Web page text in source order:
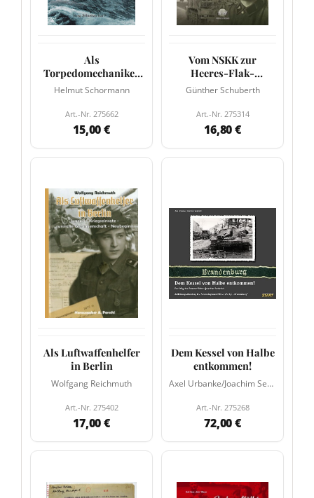
Als
Torpedomechaniker
auf U-870 und U-1233
Helmut Schormann
Art.-Nr. 275662
15,00 €
Vom NSKK zur
Heeres-Flak-
Artillerie-Abteilung
Günther Schuberth
Art.-Nr. 275314
16,80 €
Als Luftwaffenhelfer
in Berlin
Wolfgang Reichmuth
Art.-Nr. 275402
17,00 €
Dem Kessel von Halbe
entkommen!
Axel Urbanke/Joachim Senholdt
Art.-Nr. 275268
72,00 €